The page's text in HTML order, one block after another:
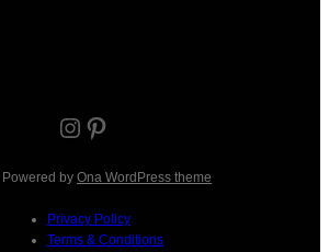
Instagram Pinterest
by Ona WordPress theme
Privacy Policy
Terms & Conditions